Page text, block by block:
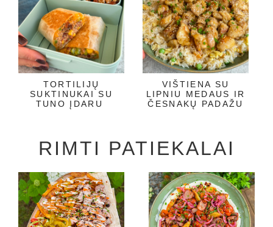
TORTILIJŲ
SUKTINUKAI SU
TUNO ĮDARU
VIŠTIENA SU
LIPNIU MEDAUS IR
ČESNAKŲ PADAŽU
RIMTI PATIEKALAI